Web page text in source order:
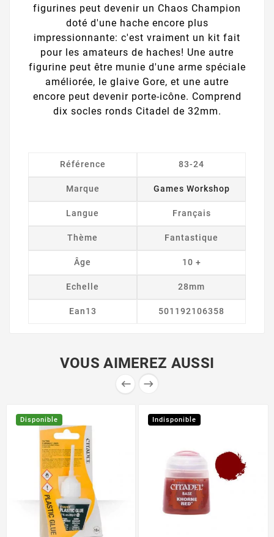
figurines peut devenir un Chaos Champion
doté d'une hache encore plus
impressionnante: c'est vraiment un kit fait
pour les amateurs de haches! Une autre
figurine peut être munie d'une arme spéciale
améliorée, le glaive Gore, et une autre
encore peut devenir porte-icône. Comprend
dix socles ronds Citadel de 32mm.
Référence 83-24
Marque Games Workshop
Langue Français
Thème Fantastique
Âge 10 +
Echelle 28mm
Ean13 501192106358
VOUS AIMEREZ AUSSI
 
Disponible Indisponible